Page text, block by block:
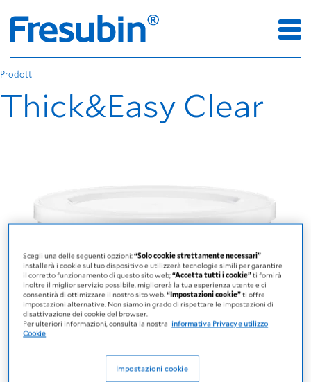
Prodotti
Thick&Easy Clear
Scegli una delle seguenti opzioni:“Solo cookie strettamente necessari”
installerà i cookie sul tuo dispositivo e utilizzerà tecnologie simili per garantire
il corretto funzionamento di questo sito web;“Accetta tutti i cookie”ti fornirà
inoltre il miglior servizio possibile, migliorerà la tua esperienza utente e ci
consentirà di ottimizzare il nostro sito web.“Impostazioni cookie”ti offre
impostazioni alternative. Non siamo in grado di rispettare le impostazioni di
disattivazione dei cookie del browser.
Per ulteriori informazioni, consulta la nostra informativa Privacy e utilizzo
Cookie
Impostazioni cookie